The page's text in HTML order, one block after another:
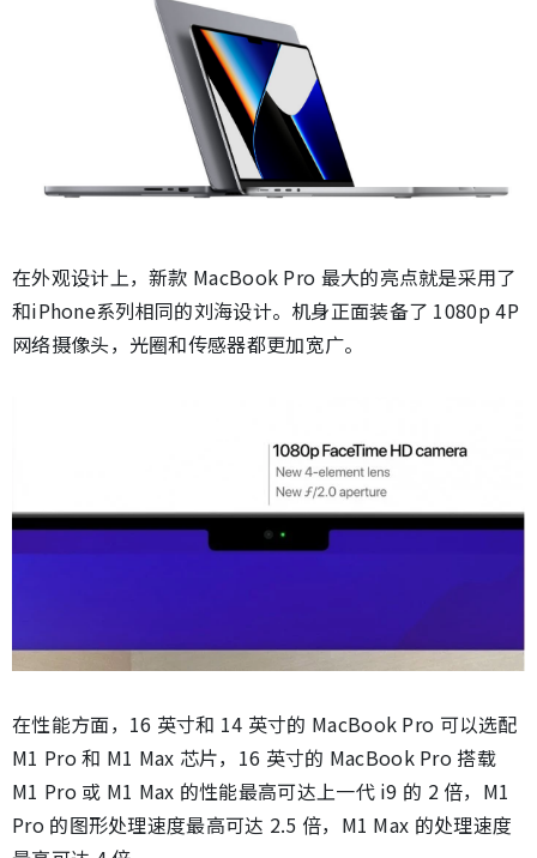
在外观设计上，新款 MacBook Pro 最大的亮点就是采用了
和iPhone系列相同的刘海设计。机身正面装备了 1080p 4P
网络摄像头，光圈和传感器都更加宽广。
在性能方面，16 英寸和 14 英寸的 MacBook Pro 可以选配
M1 Pro 和 M1 Max 芯片，16 英寸的 MacBook Pro 搭载
M1 Pro 或 M1 Max 的性能最高可达上一代 i9 的 2 倍，M1
Pro 的图形处理速度最高可达 2.5 倍，M1 Max 的处理速度